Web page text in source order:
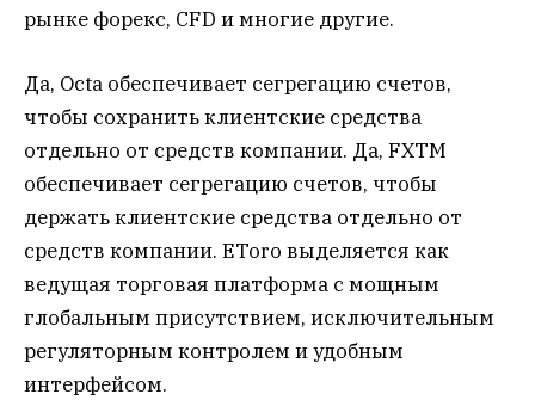
рынке форекс, CFD и многие другие.
Да, Octa обеспечивает сегрегацию счетов,
чтобы сохранить клиентские средства
отдельно от средств компании. Да, FXTM
обеспечивает сегрегацию счетов, чтобы
держать клиентские средства отдельно от
средств компании. EToro выделяется как
ведущая торговая платформа с мощным
глобальным присутствием, исключительным
регуляторным контролем и удобным
интерфейсом.